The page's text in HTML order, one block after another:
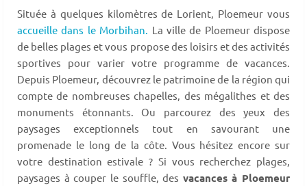
Située à quelques kilomètres de Lorient, Ploemeur vous
accueille dans le Morbihan.
La ville de Ploemeur dispose
de belles plages et vous propose des loisirs et des activités
sportives pour varier votre programme de vacances.
Depuis Ploemeur, découvrez le patrimoine de la région qui
compte de nombreuses chapelles, des mégalithes et des
monuments étonnants. Ou parcourez des yeux des
paysages exceptionnels tout en savourant une
promenade le long de la côte. Vous hésitez encore sur
votre destination estivale ? Si vous recherchez plages,
paysages à couper le souffle, des vacances à Ploemeur